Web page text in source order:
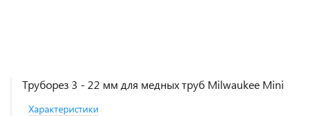
Труборез 3 - 22 мм для медных труб Milwaukee Mini
Характеристики